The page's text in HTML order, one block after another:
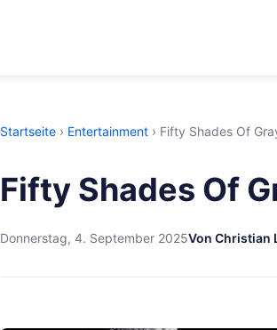
Startseite › Entertainment › Fifty Shades Of
Fifty Shades Of
Donnerstag, 4. September 2025Von Christian